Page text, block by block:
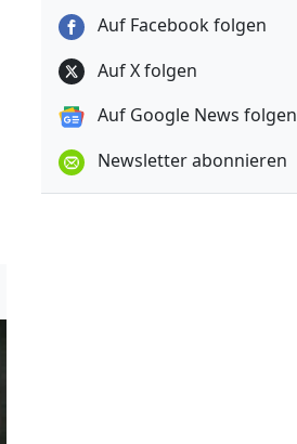
Auf Facebook folgen
Auf X folgen
Auf Google News folgen
Newsletter abonnieren